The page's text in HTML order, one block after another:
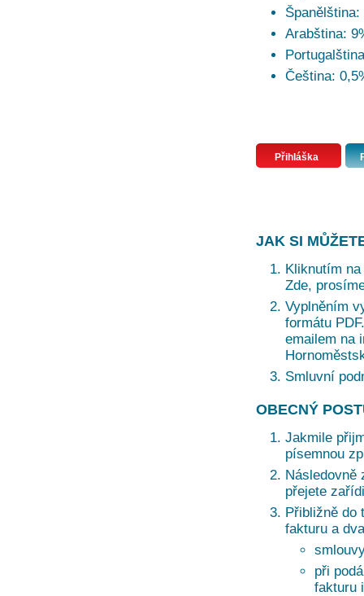
Španělština:
Arabština:
Čeština:
Přihláška
JAK SI
Kliknutím
Zde,
Vyplněním
formátu
emailem na
Smluvní
OBECNÝ
Jakmile
písemnou
Následovně
přejete
Přibližně do
fakturu a
při
fakturu